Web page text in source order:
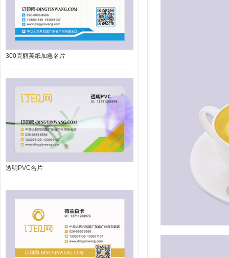
300克丽芙纸加急名片
透明PVC名片